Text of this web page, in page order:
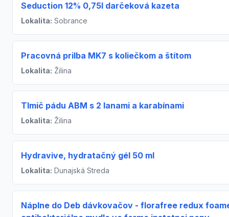
Seduction 12% 0,75l darčeková kazeta
Lokalita: Sobrance
Pracovná prilba MK7 s koliečkom a štítom
Lokalita: Žilina
Tlmič pádu ABM s 2 lanami a karabínami
Lokalita: Žilina
Hydravive, hydratačný gél 50 ml
Lokalita: Dunajská Streda
Náplne do Deb dávkovačov - florafree redux